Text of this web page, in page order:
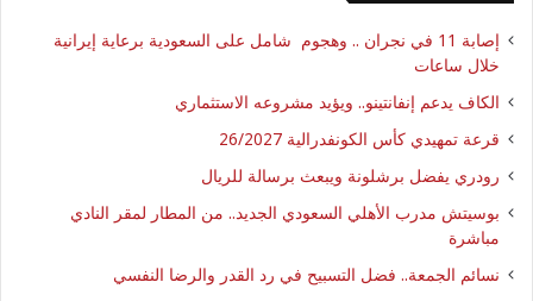
إصابة 11 في نجران .. وهجوم شامل على السعودية برعاية إيرانية
خلال ساعات
الكاف يدعم إنفانتينو.. ويؤيد مشروعه الاستثماري
قرعة تمهيدي كأس الكونفدرالية 26/2027
رودري يفضل برشلونة ويبعث برسالة للريال
بوسيتش مدرب الأهلي السعودي الجديد.. من المطار لمقر النادي
مباشرة
نسائم الجمعة.. فضل التسبيح في رد القدر والرضا النفسي